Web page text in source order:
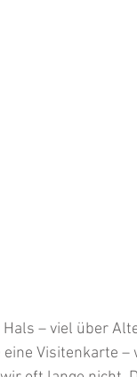
– viel über
eine Visitenkarte